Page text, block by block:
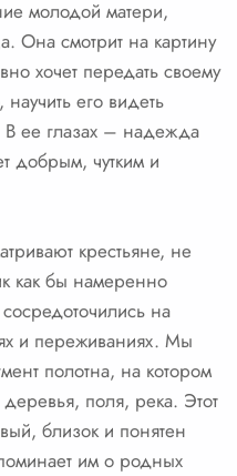
молодой матери,
Она смотрит на картину
хочет передать своему
его видеть
ее глазах – надежда
добрым, чутким и
крестьяне, не
как бы намеренно
на
и переживаниях. Мы
полотна, на котором
поля, река. Этот
близок и понятен
им о родных